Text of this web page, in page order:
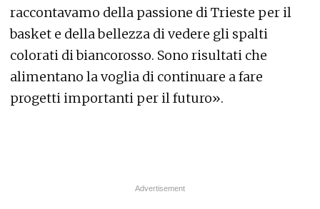
raccontavamo della passione di Trieste per il
basket e della bellezza di vedere gli spalti
colorati di biancorosso. Sono risultati che
alimentano la voglia di continuare a fare
progetti importanti per il futuro».